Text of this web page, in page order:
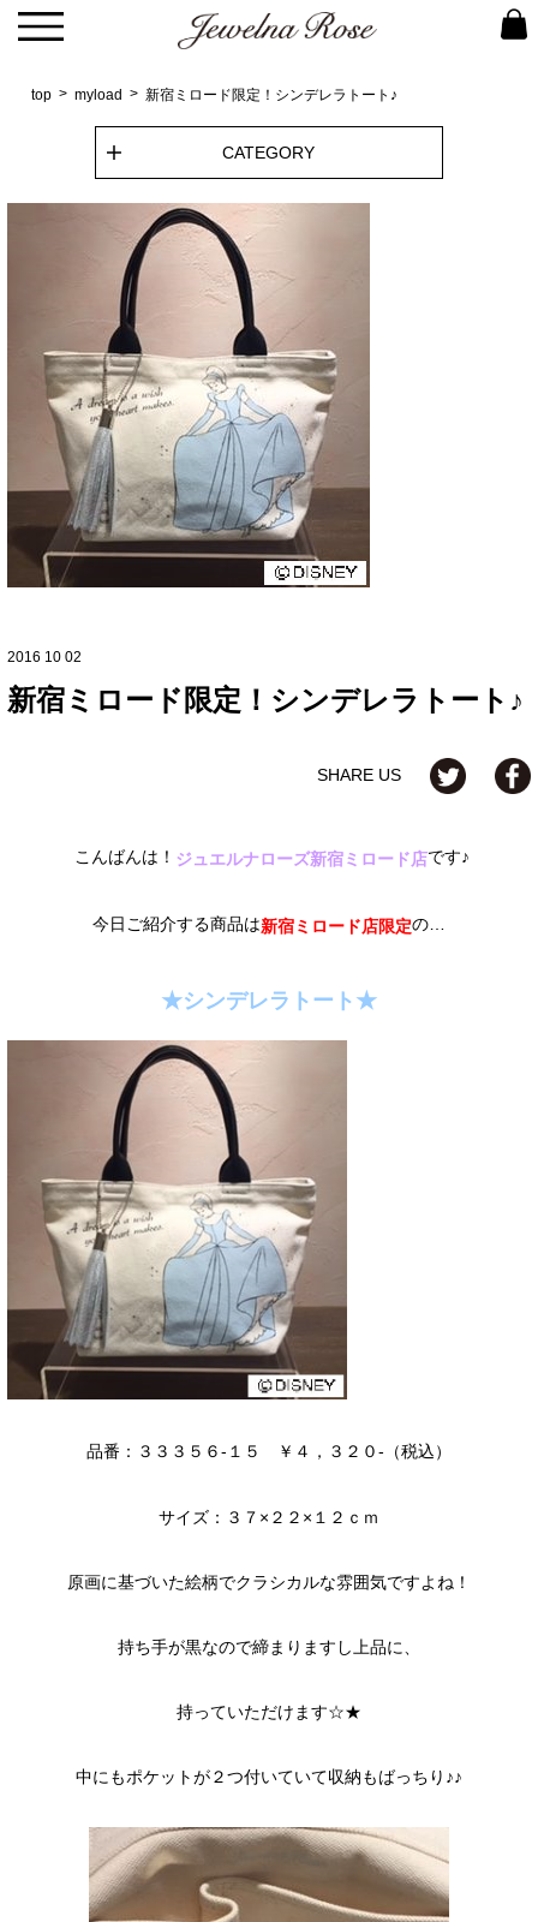
top myload 新宿ミロード限定！シンデレラトート♪
CATEGORY
2016 10 02
新宿ミロード限定！シンデレラトート♪
SHARE US
こんばんは！ ジュエルナローズ新宿ミロード店です♪
今日ご紹介する商品は新宿ミロード店限定の…
★シンデレラトート★
品番：３３３５６-１５ ￥４，３２０-（税込）
サイズ：３７×２２×１２ｃｍ
原画に基づいた絵柄でクラシカルな雰囲気ですよね！
持ち手が黒なので締まりますし上品に、
持っていただけます☆★
中にもポケットが２つ付いていて収納もばっちり♪♪